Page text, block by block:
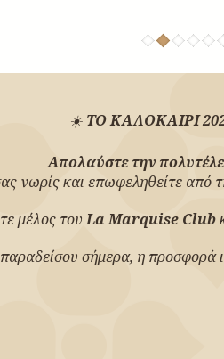
☀️ ΤΟ ΚΑΛΟΚΑΙΡΙ
Απολαύστε την
νωρίς και επωφεληθείτε από
μέλος τουLa Marquise Club
σήμερα, η προσφορά